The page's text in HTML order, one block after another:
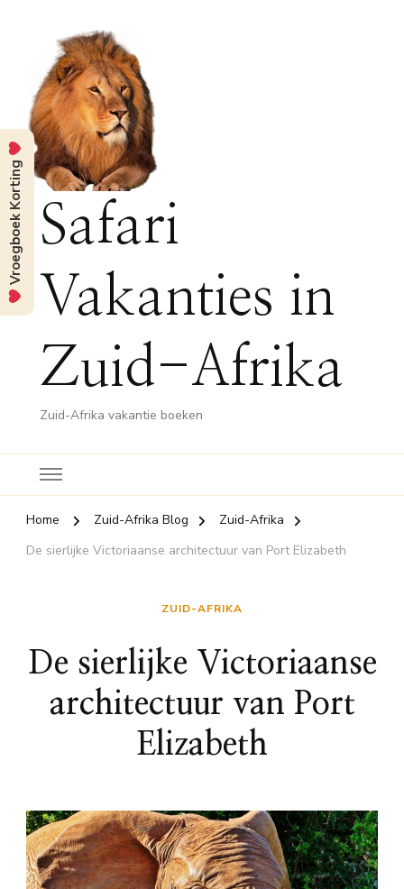
Safari
Vakanties in
Zuid-Afrika
Zuid-Afrika vakantie boeken
Home Zuid-Afrika Blog
Zuid-Afrika
De sierlijke Victoriaanse architectuur van Port Elizabeth
ZUID-AFRIKA
De sierlijke Victoriaanse
architectuur van Port
Elizabeth
Vroegboek Korting